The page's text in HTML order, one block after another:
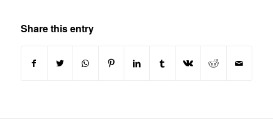
Share this entry